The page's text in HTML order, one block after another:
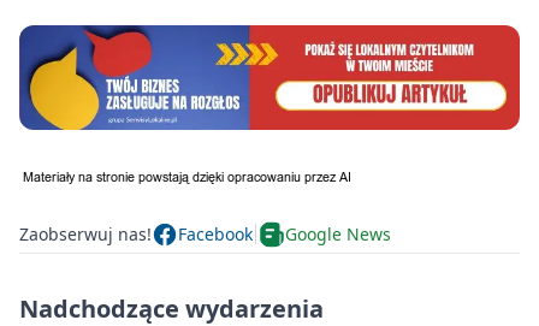
Zaobserwuj nas! Facebook Google News
Nadchodzące wydarzenia